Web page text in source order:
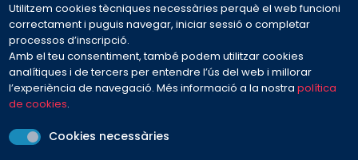
Utilitzem cookies tècniques necessàries perquè el web funcioni
correctament i puguis navegar, iniciar sessió o completar
processos d’inscripció.
Amb el teu consentiment, també podem utilitzar cookies
analítiques i de tercers per entendre l’ús del web i millorar
l’experiència de navegació. Més informació a la nostrapolítica
de cookies.
Cookies necessàries
Durada: 26h
Modalitat de curs: En línia
ADREÇAT A: